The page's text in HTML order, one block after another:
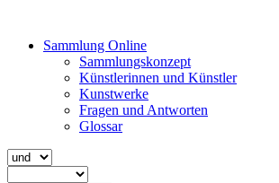
Sammlung Online
Sammlungskonzept
Künstlerinnen und Künstler
Kunstwerke
Fragen und Antworten
Glossar